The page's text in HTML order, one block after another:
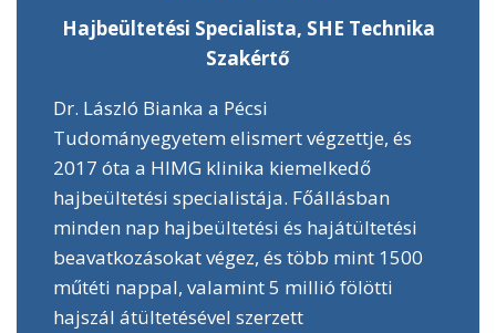
Hajbeültetési Specialista, SHE Technika
Szakértő
Dr. László Bianka a Pécsi
Tudományegyetem elismert végzettje, és
2017 óta a HIMG klinika kiemelkedő
hajbeültetési specialistája. Főállásban
minden nap hajbeültetési és hajátültetési
beavatkozásokat végez, és több mint 1500
műtéti nappal, valamint 5 millió fölötti
hajszál átültetésével szerzett